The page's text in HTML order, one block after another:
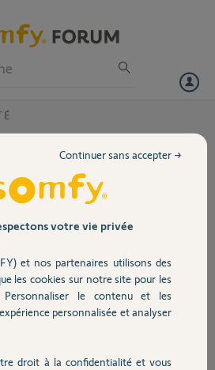
alarme sur androïd
nouvelle application et j'ai supprimé
qui en fait marchait bien
au fil de discussion
votre vie privée
et nos partenaires utilisons des
les cookies sur notre site pour les
Personnaliser le contenu et les
personnalisée et analyser
droit à la confidentialité et vous
Continuer sans accepter →